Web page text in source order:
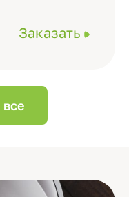
Заказать